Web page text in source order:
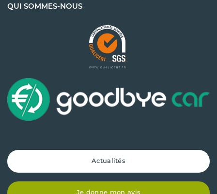
QUI SOMMES-NOUS
Actualités